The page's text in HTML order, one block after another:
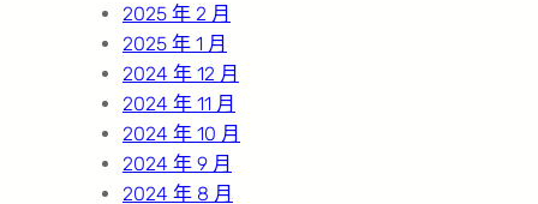
2025 年 2 月
2025 年 1 月
2024 年 12 月
2024 年 11 月
2024 年 10 月
2024 年 9 月
2024 年 8 月